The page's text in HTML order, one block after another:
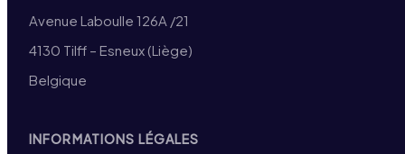
Avenue Laboulle 126A /21
4130 Tilff – Esneux (Liège)
Belgique
INFORMATIONS LÉGALES